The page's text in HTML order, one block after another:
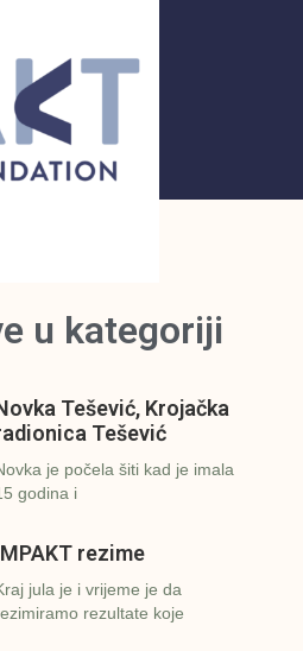
u kategoriji
Tešević, Krojačka
Tešević
je počela šiti kad je imala
godina i
rezime
jula je i vrijeme je da
rezultate koje